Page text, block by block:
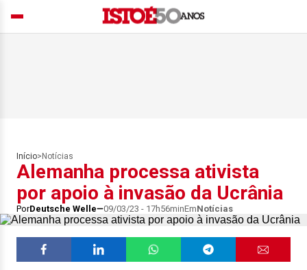
Início> Notícias
Alemanha processa ativista
por apoio à invasão da Ucrânia
PorDeutsche Welle 09/03/23 - 17h56minEmNotícias